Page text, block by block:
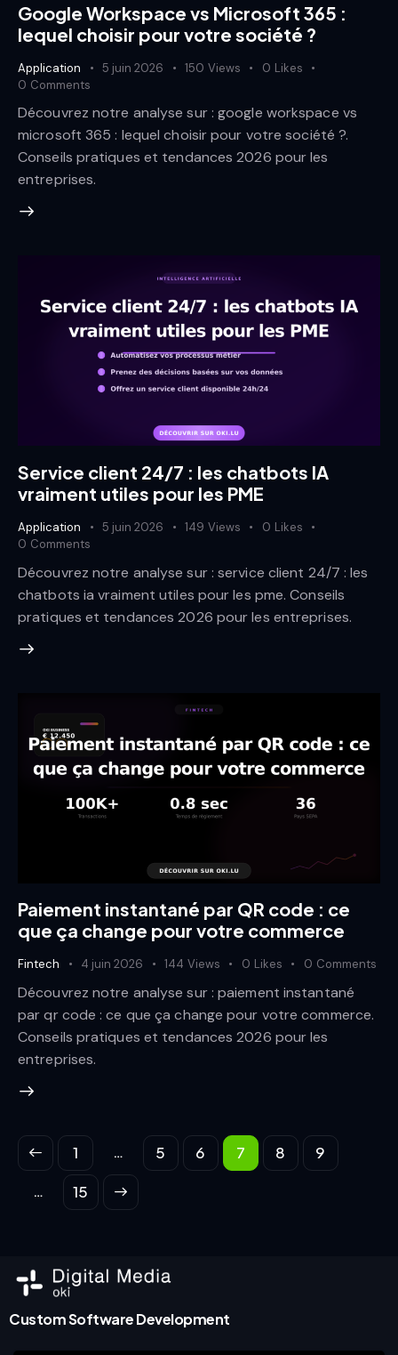
Google Workspace vs Microsoft 365 :
lequel choisir pour votre société ?
Application 5 juin 2026 150 Views 0 Likes
0 Comments
Découvrez notre analyse sur : google workspace vs
microsoft 365 : lequel choisir pour votre société ?.
Conseils pratiques et tendances 2026 pour les
entreprises.
Service client 24/7 : les chatbots IA
vraiment utiles pour les PME
Application 5 juin 2026 149 Views 0 Likes
0 Comments
Découvrez notre analyse sur : service client 24/7 : les
chatbots ia vraiment utiles pour les pme. Conseils
pratiques et tendances 2026 pour les entreprises.
Paiement instantané par QR code : ce
que ça change pour votre commerce
Fintech 4 juin 2026 144 Views 0 Likes 0 Comments
Découvrez notre analyse sur : paiement instantané
par qr code : ce que ça change pour votre commerce.
Conseils pratiques et tendances 2026 pour les
entreprises.
1 … 5 6 7 8
9
…
15
>
Custom Software Development